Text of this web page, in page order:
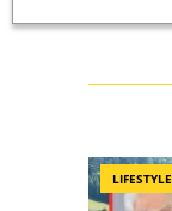
LIFESTYLE